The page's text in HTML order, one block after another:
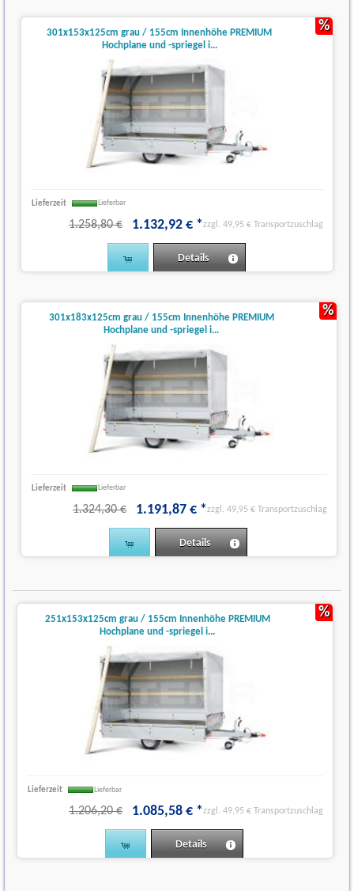
301x153x125cm grau / 155cm Innenhöhe PREMIUM
Hochplane und -spriegel i...
Lieferzeit Lieferbar
1.258,80 € 1.132,92 € *zzgl. 49,95 € Transportzuschlag
Details
%
301x183x125cm grau / 155cm Innenhöhe PREMIUM
Hochplane und -spriegel i...
Lieferzeit Lieferbar
1.324,30 € 1.191,87 € *zzgl. 49,95 € Transportzuschlag
Details
%
251x153x125cm grau / 155cm Innenhöhe PREMIUM
Hochplane und -spriegel i...
Lieferzeit Lieferbar
1.206,20 € 1.085,58 € *zzgl. 49,95 € Transportzuschlag
Details
%